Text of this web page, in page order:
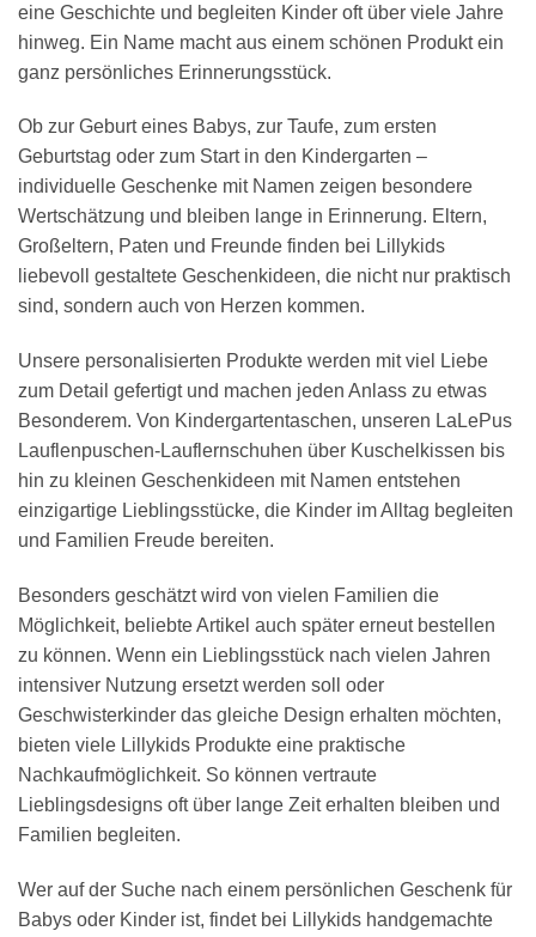
eine Geschichte und begleiten Kinder oft über viele Jahre
hinweg. Ein Name macht aus einem schönen Produkt ein
ganz persönliches Erinnerungsstück.
Ob zur Geburt eines Babys, zur Taufe, zum ersten
Geburtstag oder zum Start in den Kindergarten –
individuelle Geschenke mit Namen zeigen besondere
Wertschätzung und bleiben lange in Erinnerung. Eltern,
Großeltern, Paten und Freunde finden bei Lillykids
liebevoll gestaltete Geschenkideen, die nicht nur praktisch
sind, sondern auch von Herzen kommen.
Unsere personalisierten Produkte werden mit viel Liebe
zum Detail gefertigt und machen jeden Anlass zu etwas
Besonderem. Von Kindergartentaschen, unseren LaLePus
Lauflenpuschen-Lauflernschuhen über Kuschelkissen bis
hin zu kleinen Geschenkideen mit Namen entstehen
einzigartige Lieblingsstücke, die Kinder im Alltag begleiten
und Familien Freude bereiten.
Besonders geschätzt wird von vielen Familien die
Möglichkeit, beliebte Artikel auch später erneut bestellen
zu können. Wenn ein Lieblingsstück nach vielen Jahren
intensiver Nutzung ersetzt werden soll oder
Geschwisterkinder das gleiche Design erhalten möchten,
bieten viele Lillykids Produkte eine praktische
Nachkaufmöglichkeit. So können vertraute
Lieblingsdesigns oft über lange Zeit erhalten bleiben und
Familien begleiten.
Wer auf der Suche nach einem persönlichen Geschenk für
Babys oder Kinder ist, findet bei Lillykids handgemachte